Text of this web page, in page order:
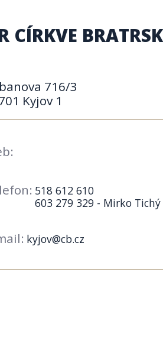
CÍRKVE
716/3
Kyjov 1
518 612 610
603 279 329 - Mirko Tichý
kyjov@cb.cz